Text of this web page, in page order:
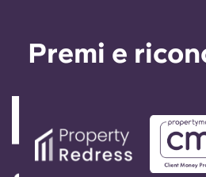
Premi e